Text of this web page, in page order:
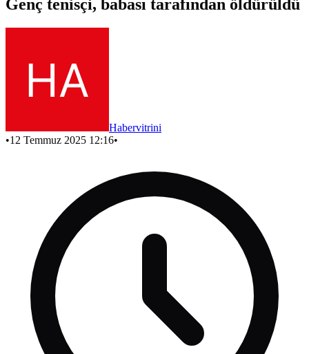
Genç tenisçi, babası tarafından öldürüldü
Habervitrini
•12 Temmuz 2025 12:16•